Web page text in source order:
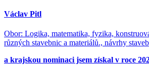
Václav Pitl
Obor: Logika, matematika, fyzika,
různých stavebnic a materiálů., návrhy staveb
a krajskou nominaci jsem získal v roce